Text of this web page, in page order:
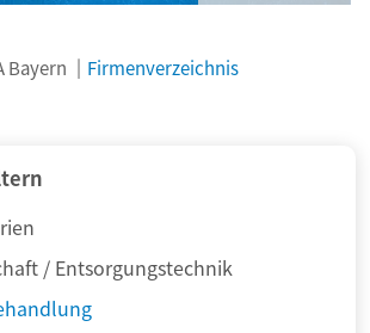
Bayern Firmenverzeichnis
/ Entsorgungstechnik